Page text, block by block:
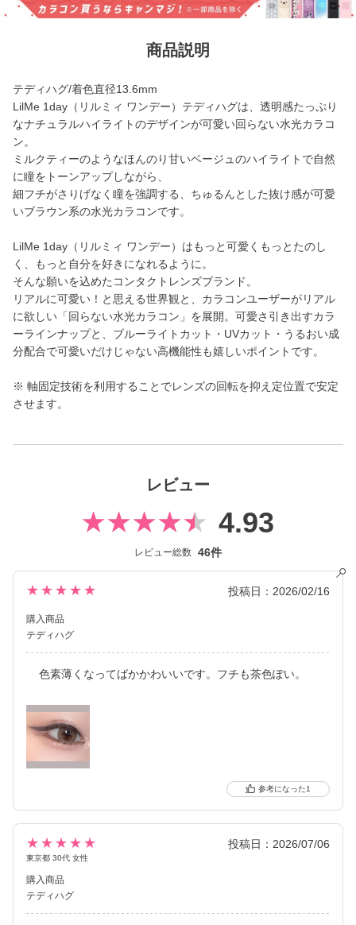
商品説明
テディハグ/着色直径13.6mm
LilMe 1day（リルミィ ワンデー）テディハグは、透明感たっぷり
なナチュラルハイライトのデザインが可愛い回らない水光カラコ
ン。
ミルクティーのようなほんのり甘いベージュのハイライトで自然
に瞳をトーンアップしながら、
細フチがさりげなく瞳を強調する、ちゅるんとした抜け感が可愛
いブラウン系の水光カラコンです。
LilMe 1day（リルミィ ワンデー）はもっと可愛くもっとたのし
く、もっと自分を好きになれるように。
そんな願いを込めたコンタクトレンズブランド。
リアルに可愛い！と思える世界観と、カラコンユーザーがリアル
に欲しい「回らない水光カラコン」を展開。可愛さ引き出すカラ
ーラインナップと、ブルーライトカット・UVカット・うるおい成
分配合で可愛いだけじゃない高機能性も嬉しいポイントです。
※ 軸固定技術を利用することでレンズの回転を抑え定位置で安定
させます。
レビュー
4.93
レビュー総数 46件
★★★★★ 投稿日：2026/02/16
購入商品
テディハグ
色素薄くなってばかかわいいです。フチも茶色ぽい。
1
★★★★★
東京都 30代 女性
投稿日：2026/07/06
購入商品
テディハグ